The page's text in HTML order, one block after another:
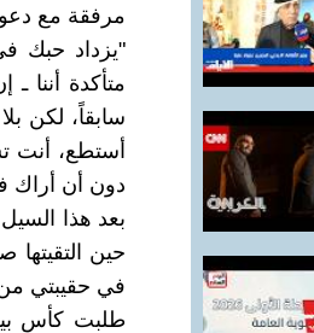
مرفقة مع
"يزداد حبك
متأكدة أننا
سابقاً، لكن
أستطع، أنت
دون أن أراك
بعد هذا
حين التقيتها
في حقيبتي من
طلبت كأس